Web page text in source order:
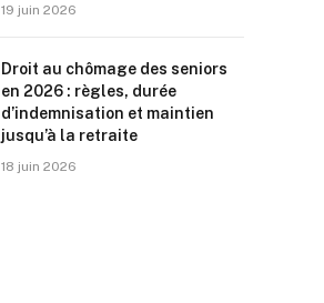
19 juin 2026
Droit au chômage des seniors
en 2026 : règles, durée
d’indemnisation et maintien
jusqu’à la retraite
18 juin 2026